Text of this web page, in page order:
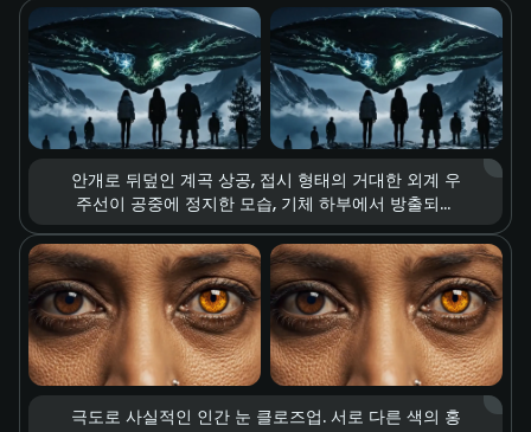
게 피어오르는 연기, 차가운 톤과 따뜻한 톤이 강하게
대비되는 컬러 구성. 종말의 황폐함과 속도에 대한 열
정을 동시에 강조하는 분위기, 파괴가 만들어내는 독특
한 미학.
안개로 뒤덮인 계곡 상공, 접시 형태의 거대한 외계 우
주선이 공중에 정지한 모습, 기체 하부에서 방출되는
보는 사람들. 압도적이고 폐쇄적인 구도. 긴장감을 극
대화하는 조명 연출, SF 스릴러 특유의 불안하고 신비
로운 분위기.
극도로 사실적인 인간 눈 클로즈업. 서로 다른 색의 홍